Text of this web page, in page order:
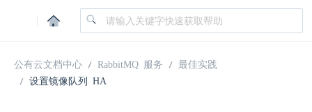
|
公有云文档中心 RabbitMQ 服务
最佳实践
设置镜像队列 HA